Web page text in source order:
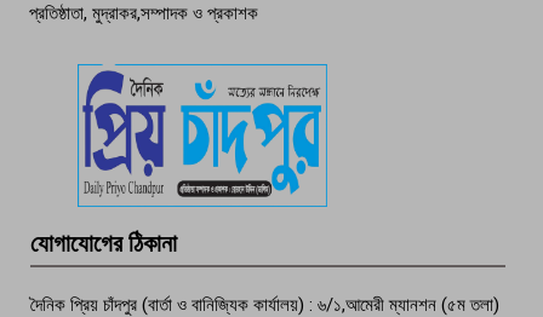
পচা দুর্গন্ধে ৯৯৯-এ ফোন, ফরিদগঞ্জে
তরুণের অর্ধগলিত লাশ উদ্ধার
বেঁচে নেই, বিভিন্ন সংগঠনের শোক
প্রতিষ্ঠাতা, মুদ্রাকর,সম্পাদক ও প্রকাশক
যোগাযোগের ঠিকানা
দৈনিক প্রিয় চাঁদপুর (বার্তা ও বানিজ্যিক কার্যালয়) : ৬/১,আমেরী ম্যানশন (৫ম তলা)